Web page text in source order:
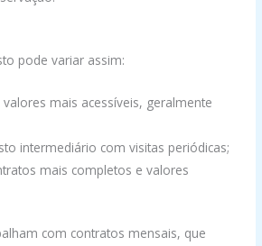
pode variar assim:
mais acessíveis, geralmente
intermediário com visitas periódicas;
mais completos e valores
com contratos mensais, que